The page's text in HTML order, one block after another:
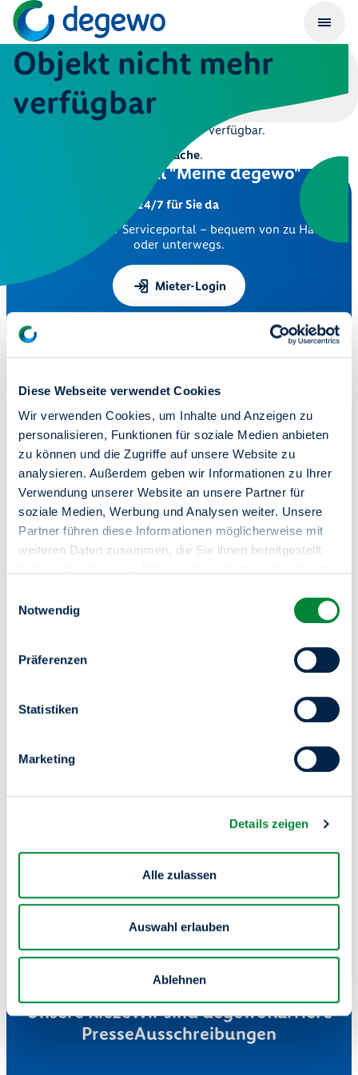
Diese Webseite verwendet Cookies
Wir verwenden Cookies, um Inhalte und Anzeigen zu
personalisieren, Funktionen für soziale Medien anbieten
zu können und die Zugriffe auf unsere Website zu
analysieren. Außerdem geben wir Informationen zu Ihrer
Verwendung unserer Website an unsere Partner für
soziale Medien, Werbung und Analysen weiter. Unsere
Partner führen diese Informationen möglicherweise mit
weiteren Daten zusammen, die Sie ihnen bereitgestellt
Sie haben das Recht Ihre erteilten Einwilligungen
jederzeit zu widerrufen. Dies ist über einen erneuten
Aufruf dieses Tools über den Button am unteren linken
Rand möglich.
Notwendig
Präferenzen
Statistiken
Marketing
Details zeigen
Alle zulassen
Auswahl erlauben
Ablehnen
Objekt nicht mehr
verfügbar
Dieses Objekt ist leider nicht mehr verfügbar.
Immobiliensuche.
Serviceportal "Meine degewo"
24/7 für Sie da
Nutzen Sie unser Serviceportal – bequem von zu Hause
oder unterwegs.
Mieter-Login
Zentrale Kundenberatung
030 264 85-5000
Online-Service
Mo-Do von 8-18 Uhr / Fr von 8-15 Uhr
Wir schaffen Raum für
dein Zuhause.
MieterserviceWohnung finden
Unsere KiezeWir sind degewoKarriere
PresseAusschreibungen